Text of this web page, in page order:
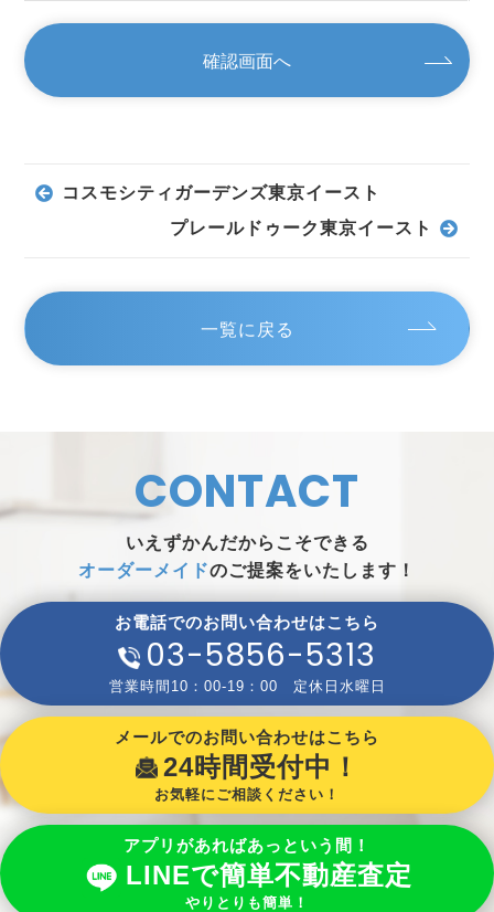
コスモシティガーデンズ東京イースト
プレールドゥーク東京イースト
一覧に戻る
CONTACT
いえずかんだからこそできる
オーダーメイドのご提案をいたします！
お電話でのお問い合わせはこちら
03-5856-5313
営業時間10：00-19：00 定休日水曜日
メールでのお問い合わせはこちら
24時間受付中！
お気軽にご相談ください！
アプリがあればあっという間！
LINEで簡単不動産査定
やりとりも簡単！